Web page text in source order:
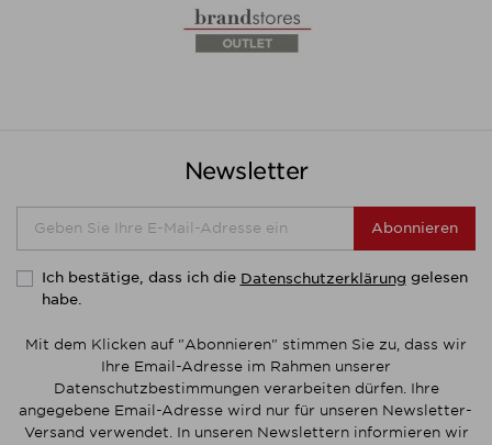
Newsletter
Abonnieren
Ich bestätige, dass ich die Datenschutzerklärung gelesen
habe.
Mit dem Klicken auf "Abonnieren" stimmen Sie zu, dass wir
Ihre Email-Adresse im Rahmen unserer
Datenschutzbestimmungen verarbeiten dürfen. Ihre
angegebene Email-Adresse wird nur für unseren Newsletter-
Versand verwendet. In unseren Newslettern informieren wir